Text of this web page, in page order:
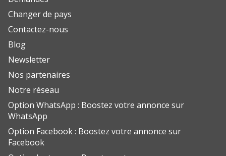
Changer de pays
Contactez-nous
Blog
Newsletter
Nos partenaires
Notre réseau
Option WhatsApp : Boostez votre annonce sur
WhatsApp
Option Facebook : Boostez votre annonce sur
Facebook